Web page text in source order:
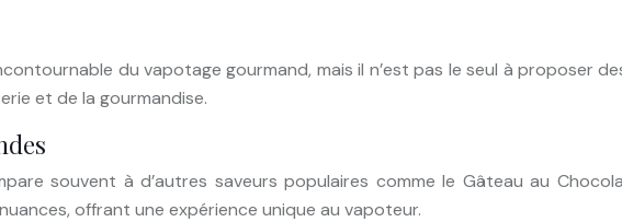
du vapotage gourmand, mais il n’est pas le seul à proposer
et de la gourmandise.
souvent à d’autres saveurs populaires comme le Gâteau au
offrant une expérience unique au vapoteur.